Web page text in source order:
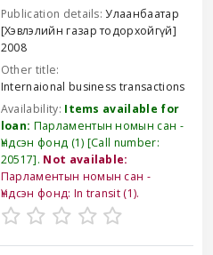
Publication details:Улаанбаатар
[Хэвлэлийн газар тодорхойгүй]
2008
Other title:
Internaional business transactions
Availability: Items available for
loan: Парламентын номын сан -
Үндсэн фонд (1) Call number:
20517 . Not available:
Парламентын номын сан -
Үндсэн фонд: In transit (1).